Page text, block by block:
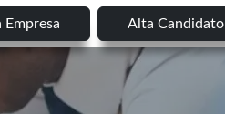
Empresa Alta Candidato